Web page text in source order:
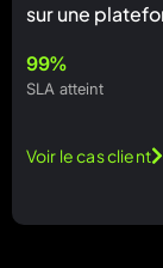
sur une
99%
SLA atteint
Voir le cas client